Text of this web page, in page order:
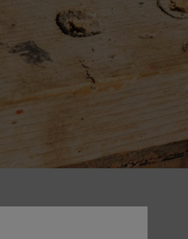
al verlies je mogelijk wel
is bereikt.